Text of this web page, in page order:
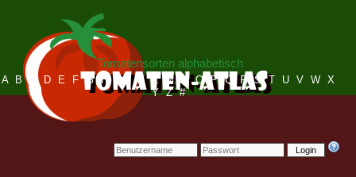
Login
Tomatensorten alphabetisch
A B C D E F G H I J K L M N O P Q R S T U V W X
Y Z #